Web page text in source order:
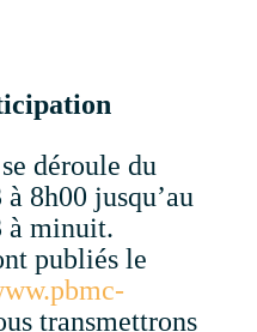
déroule du
8h00 jusqu’au
à minuit.
publiés le
transmettrons